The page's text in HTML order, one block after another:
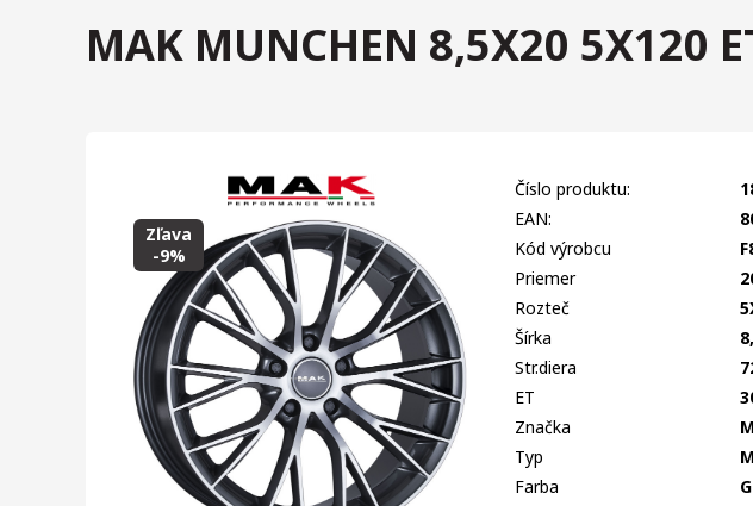
MAK MUNCHEN 8,5X20 5X120
Zľava
-9%
Číslo produktu:
EAN:
Kód výrobcu
Priemer
Rozteč
Šírka
Str.diera
ET
Značka
Typ
Farba